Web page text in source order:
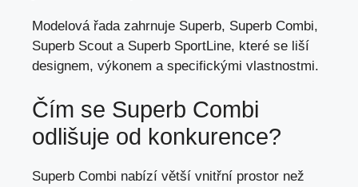
Modelová řada zahrnuje Superb, Superb Combi,
Superb Scout a Superb SportLine, které se liší
designem, výkonem a specifickými vlastnostmi.
Čím se Superb Combi
odlišuje od konkurence?
Superb Combi nabízí větší vnitřní prostor než